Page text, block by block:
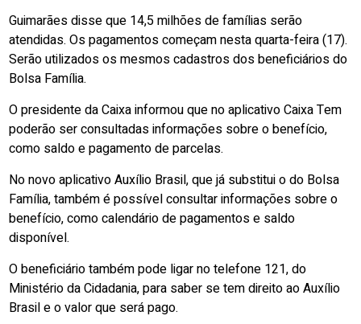
Guimarães disse que 14,5 milhões de famílias serão
atendidas. Os pagamentos começam nesta quarta-feira (17).
Serão utilizados os mesmos cadastros dos beneficiários do
Bolsa Família.
O presidente da Caixa informou que no aplicativo Caixa Tem
poderão ser consultadas informações sobre o benefício,
como saldo e pagamento de parcelas.
No novo aplicativo Auxílio Brasil, que já substitui o do Bolsa
Família, também é possível consultar informações sobre o
benefício, como calendário de pagamentos e saldo
disponível.
O beneficiário também pode ligar no telefone 121, do
Ministério da Cidadania, para saber se tem direito ao Auxílio
Brasil e o valor que será pago.